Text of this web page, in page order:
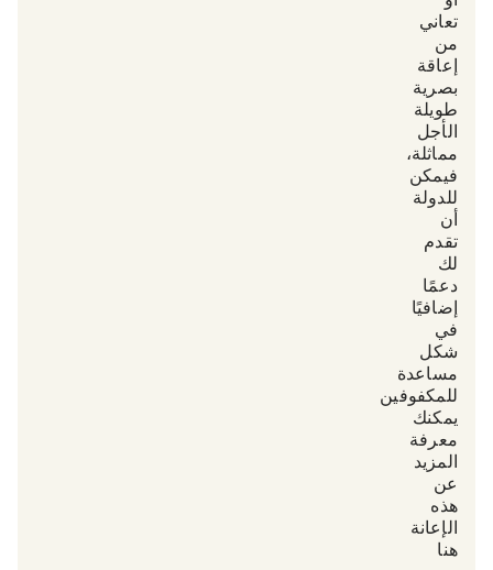
تعاني
من
إعاقة
بصرية
طويلة
الأجل
مماثلة،
فيمكن
للدولة
أن
تقدم
لك
دعمًا
إضافيًا
في
شكل
مساعدة
للمكفوفين.
يمكنك
معرفة
المزيد
عن
هذه
الإعانة
هنا.